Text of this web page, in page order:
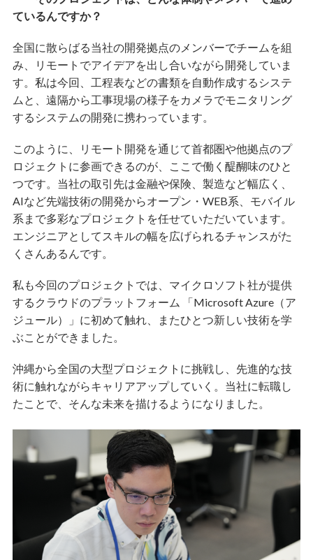
ているんですか？
全国に散らばる当社の開発拠点のメンバーでチームを組
み、リモートでアイデアを出し合いながら開発していま
す。私は今回、工程表などの書類を自動作成するシステ
ムと、遠隔から工事現場の様子をカメラでモニタリング
するシステムの開発に携わっています。
このように、リモート開発を通じて首都圏や他拠点のプ
ロジェクトに参画できるのが、ここで働く醍醐味のひと
つです。当社の取引先は金融や保険、製造など幅広く、
AIなど先端技術の開発からオープン・WEB系、モバイル
系まで多彩なプロジェクトを任せていただいています。
エンジニアとしてスキルの幅を広げられるチャンスがた
くさんあるんです。
私も今回のプロジェクトでは、マイクロソフト社が提供
するクラウドのプラットフォーム 「Microsoft Azure（ア
ジュール）」に初めて触れ、またひとつ新しい技術を学
ぶことができました。
沖縄から全国の大型プロジェクトに挑戦し、先進的な技
術に触れながらキャリアアップしていく。当社に転職し
たことで、そんな未来を描けるようになりました。